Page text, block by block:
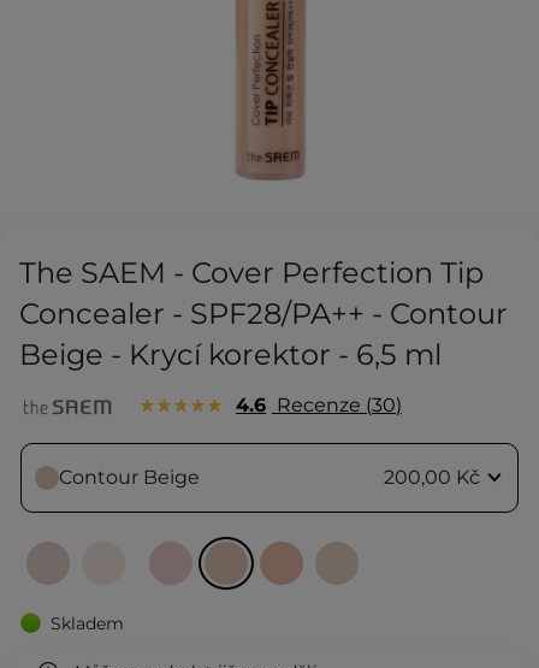
The SAEM - Cover Perfection Tip
Concealer - SPF28/PA++ - Contour
Beige - Krycí korektor - 6,5 ml
4.6 Recenze 30
Contour Beige 200,00 Kč
Skladem